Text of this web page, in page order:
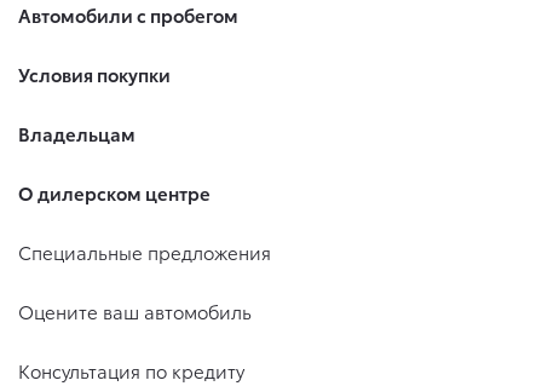
Автомобили с пробегом
Условия покупки
Владельцам
О дилерском центре
Специальные предложения
Оцените ваш автомобиль
Консультация по кредиту